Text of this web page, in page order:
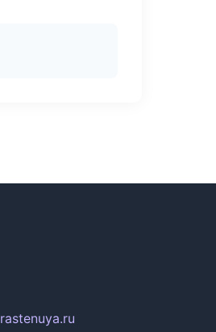
rastenuya.ru